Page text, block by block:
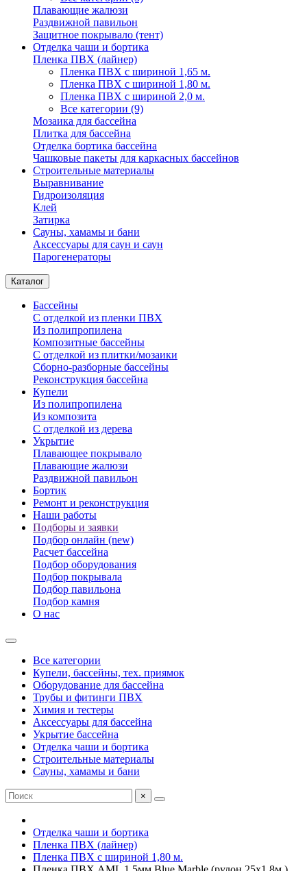
Плавающие жалюзи
Раздвижной павильон
Защитное покрывало (тент)
Отделка чаши и бортика
Пленка ПВХ (лайнер)
Пленка ПВХ с шириной 1,65 м.
Пленка ПВХ с шириной 1,80 м.
Пленка ПВХ с шириной 2,0 м.
Все категории (9)
Мозаика для бассейна
Плитка для бассейна
Отделка бортика бассейна
Чашковые пакеты для каркасных бассейнов
Строительные материалы
Выравнивание
Гидроизоляция
Клей
Затирка
Сауны, хамамы и бани
Аксессуары для саун и саун
Парогенераторы
Каталог
Бассейны
С отделкой из пленки ПВХ
Из полипропилена
Композитные бассейны
С отделкой из плитки/мозаики
Сборно-разборные бассейны
Реконструкция бассейна
Купели
Из полипропилена
Из композита
С отделкой из дерева
Укрытие
Плавающее покрывало
Плавающие жалюзи
Раздвижной павильон
Бортик
Ремонт и реконструкция
Наши работы
Подборы и заявки
Подбор онлайн (new)
Расчет бассейна
Подбор оборудования
Подбор покрывала
Подбор павильона
Подбор камня
О нас
Все категории
Купели, бассейны, тех. приямок
Оборудование для бассейна
Трубы и фитинги ПВХ
Химия и тестеры
Аксессуары для бассейна
Укрытие бассейна
Отделка чаши и бортика
Строительные материалы
Сауны, хамамы и бани
×
Отделка чаши и бортика
Пленка ПВХ (лайнер)
Пленка ПВХ с шириной 1,80 м.